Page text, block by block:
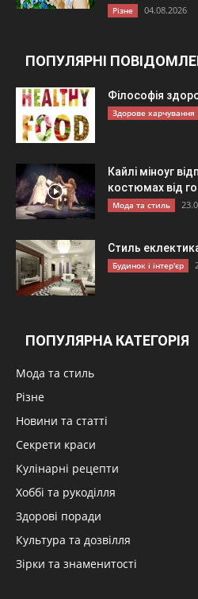
Різне 04.08.2026
ПОПУЛЯРНІ
Філософія
Здорове харчування
Кайлі міноуг
костюмах від
Мода та стиль
Стиль
Будинок і інтер'єр
ПОПУЛЯРНА КАТЕГОРІЯ
Мода та стиль
Різне
Новини та статті
Секрети краси
Кулінарні рецепти
Хоббі та рукоділля
Здорові поради
Культура та дозвілля
Зірки та знаменитості